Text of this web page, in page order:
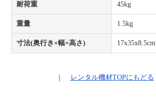
耐荷重 45kg
重量 1.5kg
寸法(奥行き×幅×高さ) 17x35x8.5cm
レンタル機材TOPにもどる